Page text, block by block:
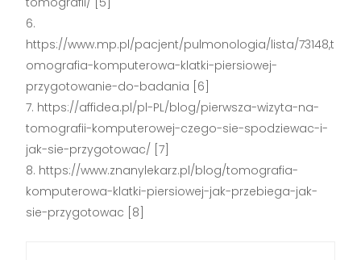
https://www.mp.pl/pacjent/pulmonologia/lista/73148,t
omografia-komputerowa-klatki-piersiowej-
przygotowanie-do-badania [6]
https://affidea.pl/pl-PL/blog/pierwsza-wizyta-na-
tomografii-komputerowej-czego-sie-spodziewac-i-
jak-sie-przygotowac/ [7]
https://www.znanylekarz.pl/blog/tomografia-
komputerowa-klatki-piersiowej-jak-przebiega-jak-
sie-przygotowac [8]